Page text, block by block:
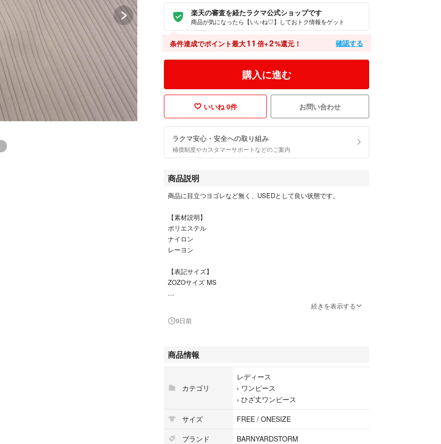
楽天の審査を経たラクマ公式ショップです
商品が気になったら【いいね♡】しておトク情報をゲット
条件達成でポイント最大11 倍+2%還元！ 確認する
購入に進む
いいね 0件 お問い合わせ
ラクマ安心・安全への取り組み
補償制度やカスタマーサポートなどのご案内
商品説明
商品に目立つヨゴレなど無く、USEDとして良い状態です。
【素材説明】
ポリエステル
ナイロン
レーヨン
【表記サイズ】
ZOZOサイズ MS
身幅（脇下） 48cm
後ろ着丈（襟元より） 100cm
袖丈 21cm
【配送方法・送料に関して】
ラクマのシステム仕様上、配送方法が未定と表示されますが、
ヤマト運輸にて発送させていただきます。
続きを表示する
9日前
商品情報
カテゴリ
レディース
› ワンピース
› ひざ丈ワンピース
サイズ
FREE / ONESIZE
ブランド
BARNYARDSTORM